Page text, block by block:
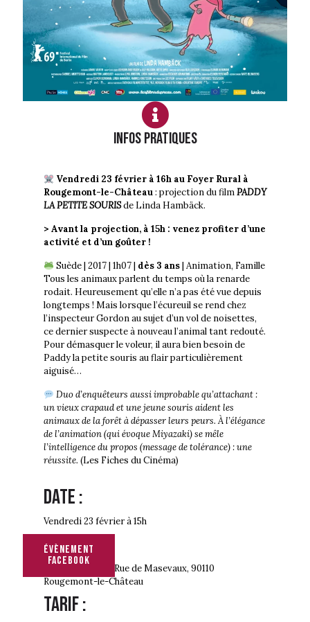
Infos PRATIQUES
Vendredi 23 février à 16h au Foyer Rural à
Rougemont-le-Château: projection du filmPADDY
LA PETITE SOURISde Linda Hambäck.
> Avant la projection, à 15h : venez profiter d’une
activité et d’un goûter !
Suède | 2017 | 1h07 | dès 3 ans| Animation, Famille
Tous les animaux parlent du temps où la renarde
rodait. Heureusement qu’elle n’a pas été vue depuis
longtemps ! Mais lorsque l’écureuil se rend chez
l’inspecteur Gordon au sujet d’un vol de noisettes,
ce dernier suspecte à nouveau l’animal tant redouté.
Pour démasquer le voleur, il aura bien besoin de
Paddy la petite souris au flair particulièrement
aiguisé…
Duo d’enquêteurs aussi improbable qu’attachant :
un vieux crapaud et une jeune souris aident les
animaux de la forêt à dépasser leurs peurs. À l’élégance
de l’animation (qui évoque Miyazaki) se mêle
l’intelligence du propos (message de tolérance) : une
réussite. (Les Fiches du Cinéma)
Date :
Vendredi 23 février à 15h
Adresse :
20 Rue de Masevaux, 90110
Rougemont-le-Château
Tarif :
évènement
facebook